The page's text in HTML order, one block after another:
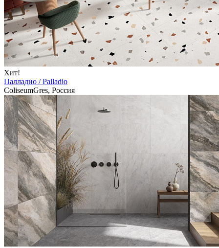
Хит!
Палладио / Palladio
ColiseumGres, Россия